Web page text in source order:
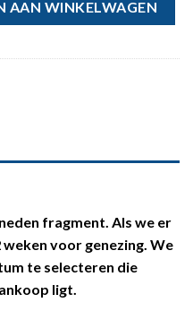
AAN WINKELWAGEN
fragment. Als we er
voor genezing. We
te selecteren die
ligt.